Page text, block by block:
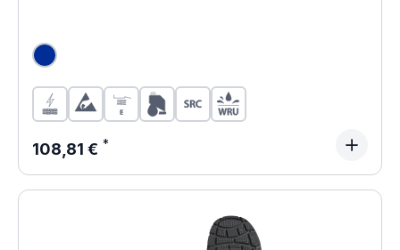
Regulärer Preis:
108,81 €